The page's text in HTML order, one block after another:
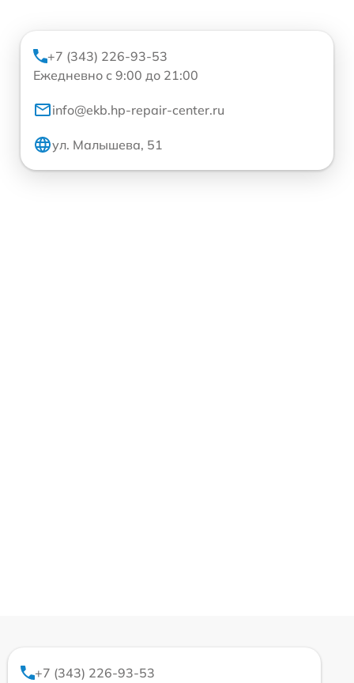
+7 (343) 226-93-53
Ежедневно с 9:00 до 21:00
info@ekb.hp-repair-center.ru
ул. Малышева, 51
+7 (343) 226-93-53